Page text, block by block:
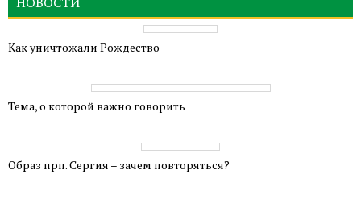
Как уничтожали Рождество
Тема, о которой важно говорить
Образ прп. Сергия – зачем повторяться?